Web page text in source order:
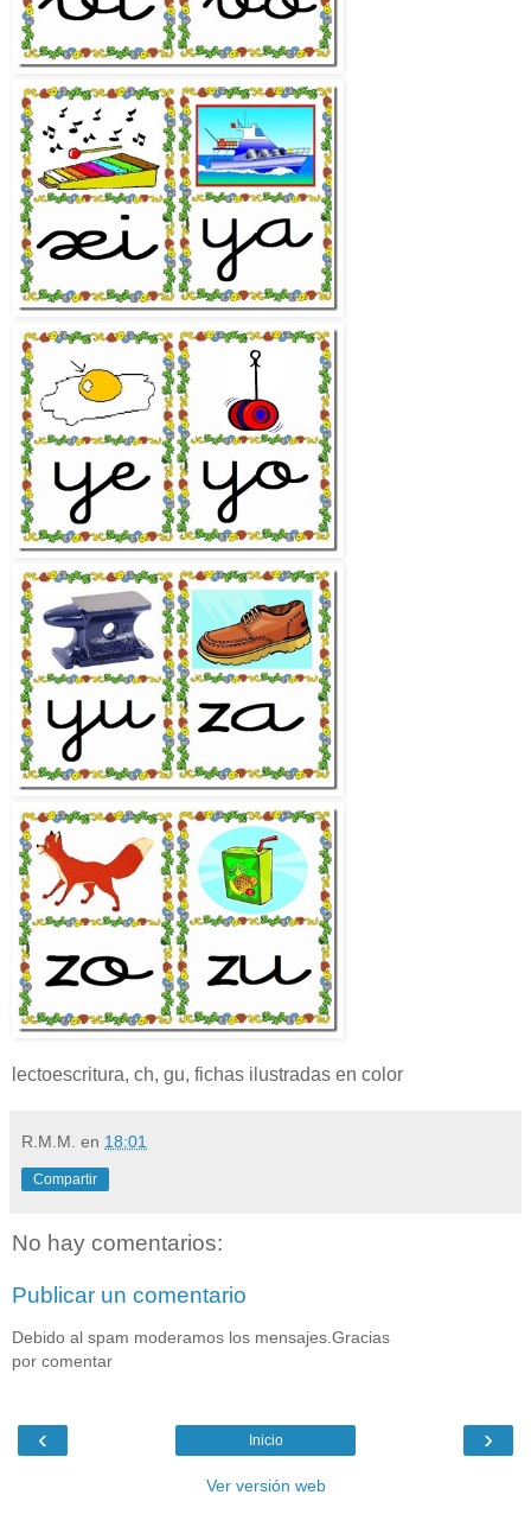
lectoescritura, ch, gu, fichas ilustradas en color
R.M.M. en 18:01
Compartir
No hay comentarios:
Publicar un comentario
Debido al spam moderamos los mensajes.Gracias
por comentar
‹ ›
Inicio
Ver versión web